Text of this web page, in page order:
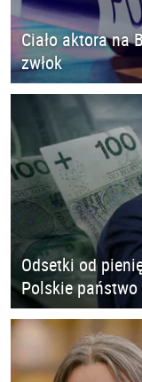
Ciało aktora na
zwłok
Odsetki od
Polskie